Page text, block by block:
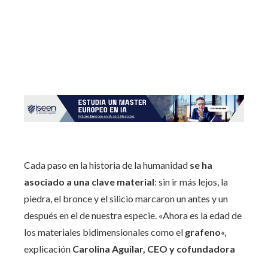
Cada paso en la historia de la humanidad se ha
asociado a una clave material: sin ir más lejos, la
piedra, el bronce y el silicio marcaron un antes y un
después en el de nuestra especie. «Ahora es la edad de
los materiales bidimensionales como el grafeno«,
explicación Carolina Aguilar, CEO y cofundadora